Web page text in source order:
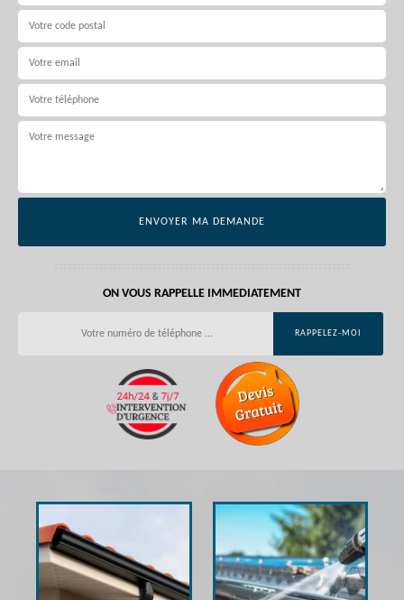
ON VOUS RAPPELLE IMMEDIATEMENT